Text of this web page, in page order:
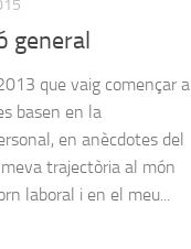
general
que vaig començar a
basen en la
en anècdotes del
trajectòria al món
laboral i en el meu...